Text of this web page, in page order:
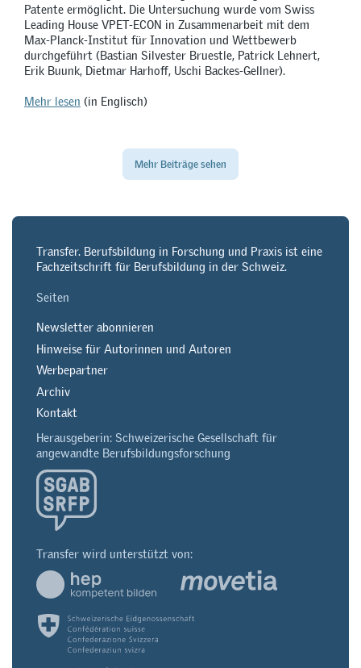
Patente ermöglicht. Die Untersuchung wurde vom Swiss
Leading House VPET-ECON in Zusammenarbeit mit dem
Max-Planck-Institut für Innovation und Wettbewerb
durchgeführt (Bastian Silvester Bruestle, Patrick Lehnert,
Erik Buunk, Dietmar Harhoff, Uschi Backes-Gellner).
Mehr lesen (in Englisch)
Mehr Beiträge sehen
Transfer. Berufsbildung in Forschung und Praxis ist eine
Fachzeitschrift für Berufsbildung in der Schweiz.
Seiten
Newsletter abonnieren
Hinweise für Autorinnen und Autoren
Werbepartner
Archiv
Kontakt
Herausgeberin: Schweizerische Gesellschaft für
angewandte Berufsbildungsforschung
Transfer wird unterstützt von: